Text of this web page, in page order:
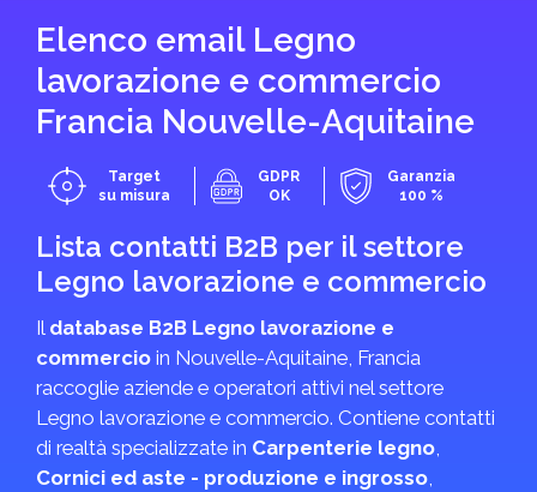
Elenco email Legno
lavorazione e commercio
Francia Nouvelle-Aquitaine
Target
su misura
GDPR
OK
Garanzia
100 %
Lista contatti B2B per il settore
Legno lavorazione e commercio
Il database B2B Legno lavorazione e
commercio in Nouvelle-Aquitaine, Francia
raccoglie aziende e operatori attivi nel settore
Legno lavorazione e commercio. Contiene contatti
di realtà specializzate in Carpenterie legno,
Cornici ed aste - produzione e ingrosso,